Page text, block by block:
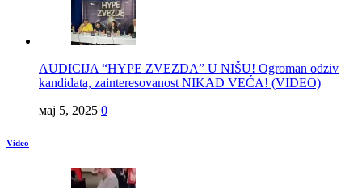
AUDICIJA “HYPE ZVEZDA” U NIŠU! Ogroman odziv
kandidata, zainteresovanost NIKAD VEĆA! (VIDEO)
мај 5, 2025 0
Video